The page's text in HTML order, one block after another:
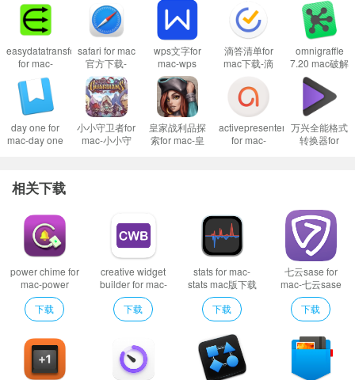
软件特色
Clear Read Mac版作为一款Safari扩展优化工具，它可以在你访问的任何
网页上自动工作，并可以切换为关闭。
easydatatransform
for mac-
easydatatransform
mac版下载
v1.36.0
safari for mac
官方下载-
safari mac版
下载 v15.5正
式版
wps文字for
mac-wps
word mac版
下载
v5.0.0(7550)
滴答清单for
mac下载-滴
下载
v4.3.10(238)
omnigraffle
7.20 mac破解
版 mac流程图
绘制
day one for
mac-day one
小小守卫者for
mac-小小守
皇家战利品探
索for mac-皇
activepresenter
for mac-
万兴全能格式
转换器for
相关下载
power chime for
mac-power
chime mac版下
载 v1.3
下载
creative widget
builder for mac-
creative widget
builder mac版下
载 v1.0
下载
stats for mac-
stats mac版下载
v2.7.44
下载
七云sase for
mac-七云sase
mac版下载 v1.0
下载